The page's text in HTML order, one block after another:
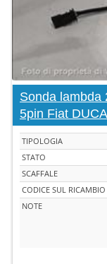
Sonda lambda
5pin Fiat
TIPOLOGIA
STATO
SCAFFALE
CODICE SUL RICAMBIO
NOTE